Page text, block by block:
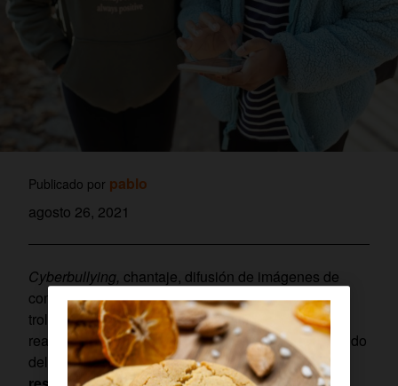
Publicado por pablo
agosto 26, 2021
Cyberbullying, chantaje, difusión de imágenes de
contenido sexual sin autorización,cyberstalking,
troleos, serhater…Los menores pueden llegar a
realizar muchos tipos de acoso y terminar cometiendo
delitos a través de internet.Y los padres son los